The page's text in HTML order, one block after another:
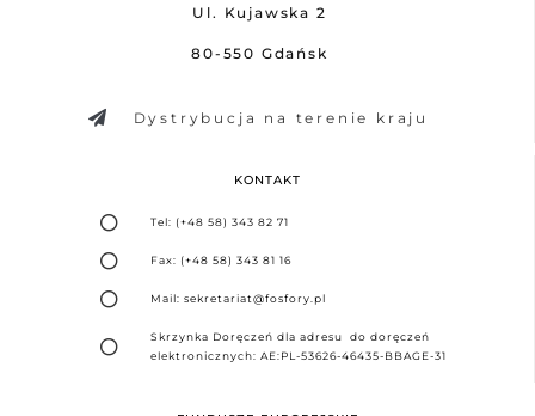
Ul. Kujawska 2
80-550 Gdańsk
Dystrybucja na terenie kraju
KONTAKT
Tel: (+48 58) 343 82 71
Fax: (+48 58) 343 81 16
Mail: sekretariat@fosfory.pl
Skrzynka Doręczeń dla adresu do doręczeń
elektronicznych: AE:PL-53626-46435-BBAGE-31